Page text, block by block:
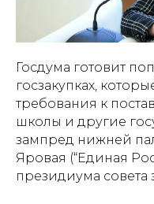
Госдума готовит
госзакупках,
требования к
школы и другие
зампред нижней
Яровая (“Единая
президиума совета